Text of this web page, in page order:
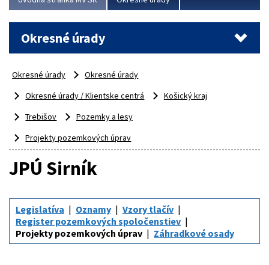
Okresné úrady
Okresné úrady
Okresné úrady
Okresné úrady / Klientske centrá
Košický kraj
Trebišov
Pozemky a lesy
Projekty pozemkových úprav
JPÚ Sirník
Legislatíva Oznamy
Vzory tlačív
Register pozemkových spoločenstiev
Projekty pozemkových úprav
Záhradkové osady